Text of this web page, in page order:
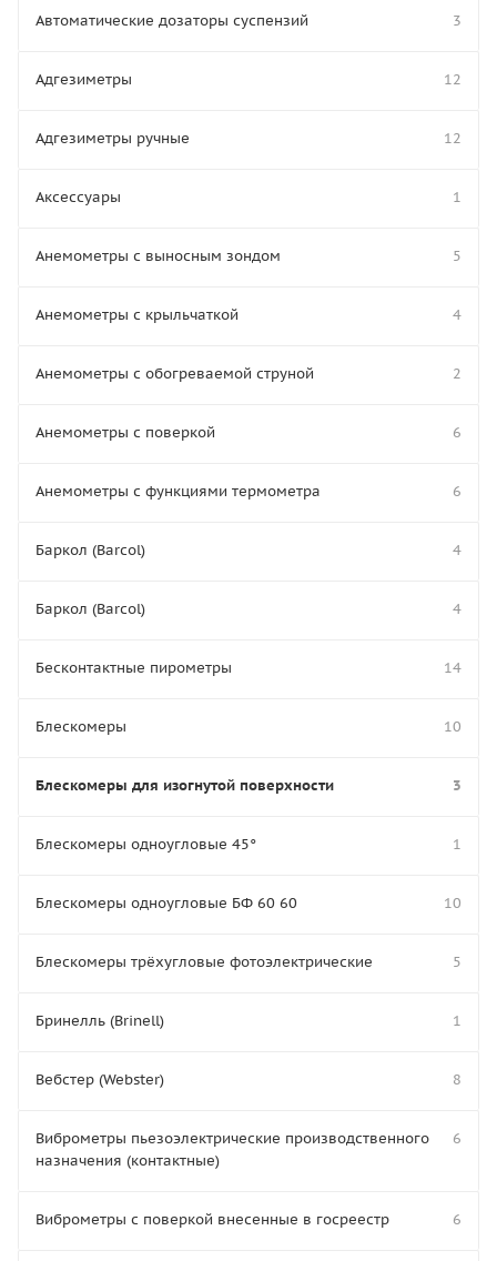
Автоматические дозаторы суспензий 3
Адгезиметры 12
Адгезиметры ручные 12
Аксессуары 1
Анемометры с выносным зондом 5
Анемометры с крыльчаткой 4
Анемометры с обогреваемой струной 2
Анемометры с поверкой 6
Анемометры с функциями термометра 6
Баркол (Barcol) 4
Баркол (Barcol) 4
Бесконтактные пирометры 14
Блескомеры 10
Блескомеры для изогнутой поверхности 3
Блескомеры одноугловые 45° 1
Блескомеры одноугловые БФ 60 60 10
Блескомеры трёхугловые фотоэлектрические 5
Бринелль (Brinell) 1
Вебстер (Webster) 8
Виброметры пьезоэлектрические производственного
назначения (контактные)
6
Виброметры с поверкой внесенные в госреестр 6